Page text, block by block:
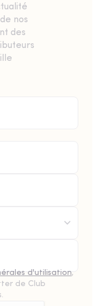
nos
des
d'utilisation,
de Club